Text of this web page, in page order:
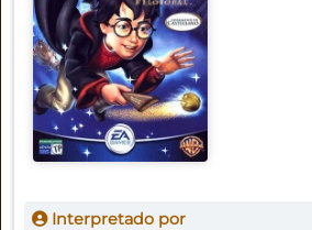
Interpretado por